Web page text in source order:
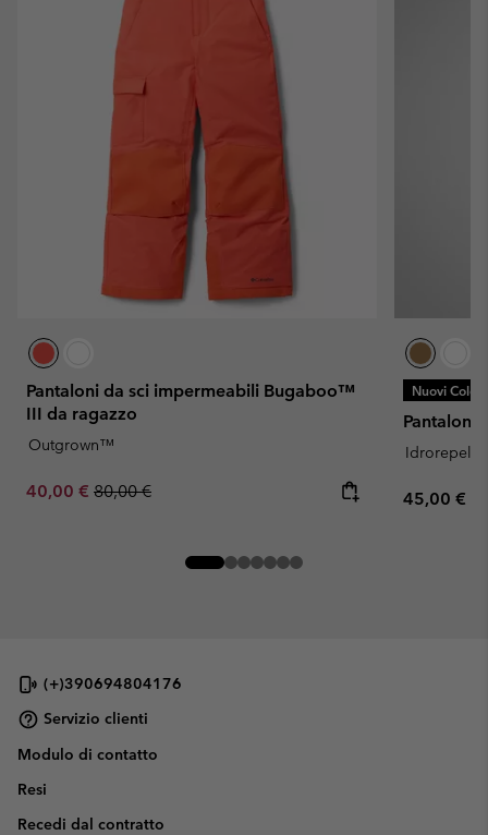
Pantaloni da sci impermeabili Bugaboo™
III da ragazzo
Outgrown™
Sale price:
40,00 € Regular price:
80,00 €
Nuovi Colori
Pantaloni
Regular
45,00 €
(+)390694804176
Servizio clienti
Modulo di contatto
Resi
Recedi dal contratto